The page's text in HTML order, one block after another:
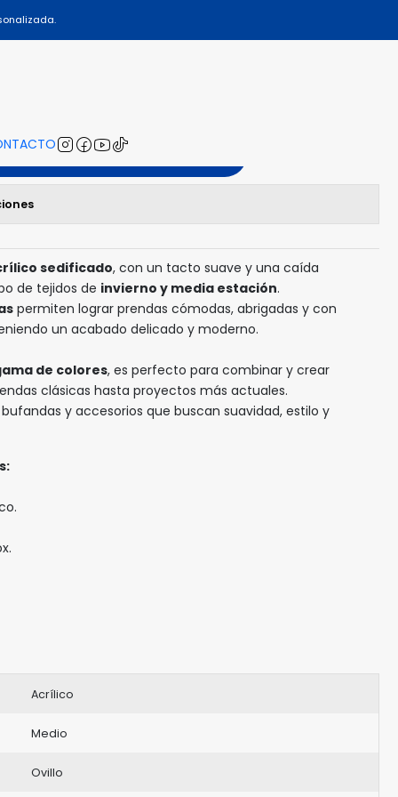
al Carro
sedificado, con un tacto suave y una caída
de tejidos de invierno y media estación.
permiten lograr prendas cómodas, abrigadas y con
un acabado delicado y moderno.
de colores, es perfecto para combinar y crear
clásicas hasta proyectos más actuales.
y accesorios que buscan suavidad, estilo y
Acrílico
Medio
Ovillo